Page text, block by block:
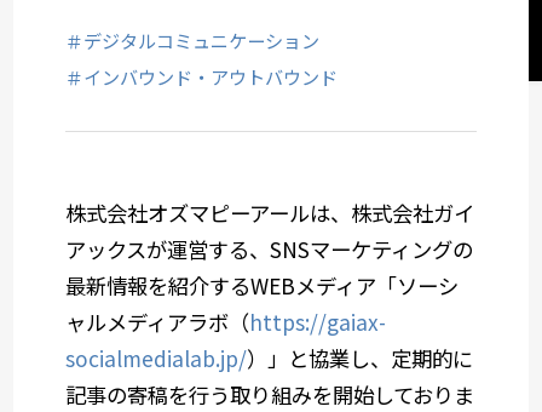
＃デジタルコミュニケーション
＃インバウンド・アウトバウンド
株式会社オズマピーアールは、株式会社ガイ
アックスが運営する、SNSマーケティングの
最新情報を紹介するWEBメディア「ソーシ
ャルメディアラボ（https://gaiax-
socialmedialab.jp/）」と協業し、定期的に
記事の寄稿を行う取り組みを開始しておりま
サステナビリティコミュニケーション
サービスメニューから選ぶ
業種から選ぶ